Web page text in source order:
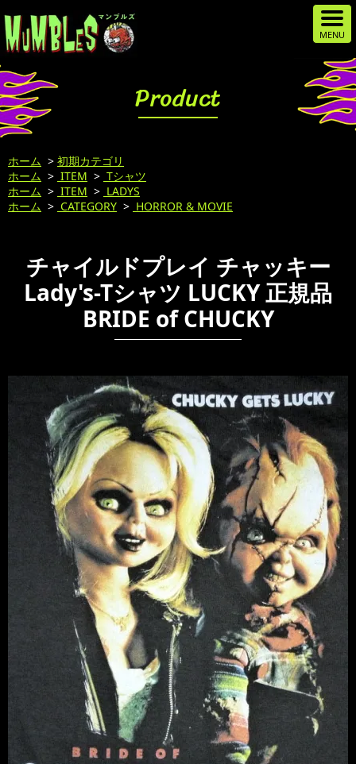
Product
ホーム > 初期カテゴリ
ホーム > ITEM > Tシャツ
ホーム > ITEM > LADYS
ホーム > CATEGORY > HORROR & MOVIE
チャイルドプレイ チャッキー
Lady's-Tシャツ LUCKY 正規品
BRIDE of CHUCKY